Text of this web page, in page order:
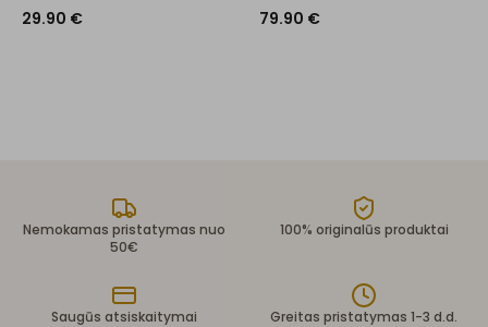
29.90 € 79.90 €
Nemokamas pristatymas nuo
50€
100% originalūs produktai
Saugūs atsiskaitymai Greitas pristatymas 1-3 d.d.